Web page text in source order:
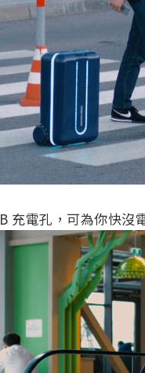
充電孔，可為你快沒